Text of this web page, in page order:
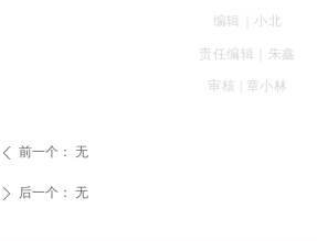
编辑｜小北
责任编辑｜ 朱鑫
审核 | 章小林
ꄴ 前一个： 无
ꄲ 后一个： 无